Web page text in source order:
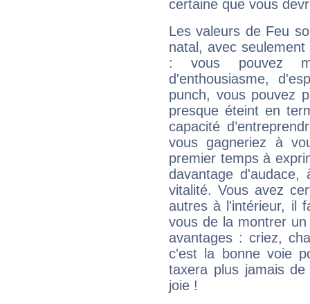
certaine que vous
Les valeurs de Feu
natal, avec
: vous pouvez
d'enthousiasme,
punch, vous pouvez
presque éteint en
capacité
vous gagneriez à
premier temps à
davantage
vitalité. Vous avez
autres à l'intérieur, il
vous de la montrer
avantages : criez,
c'est la bonne voie
taxera plus jamais
joie !